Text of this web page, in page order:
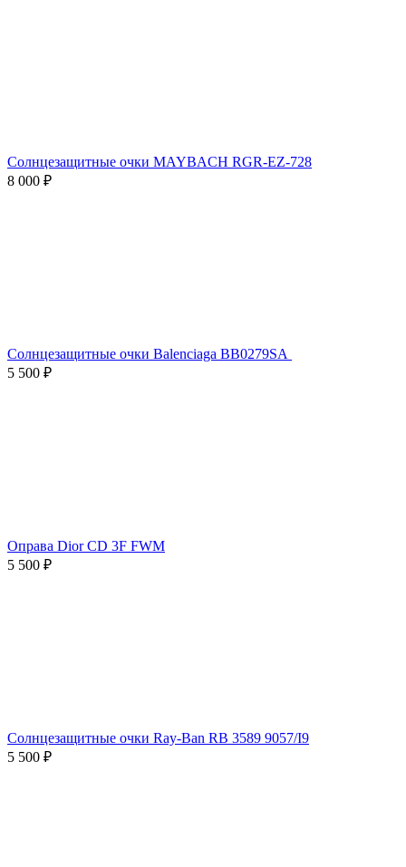
Солнцезащитные очки MAYBACH RGR-EZ-728
8 000 ₽
Солнцезащитные очки Balenciaga BB0279SA
5 500 ₽
Оправа Dior CD 3F FWM
5 500 ₽
Солнцезащитные очки Ray-Ban RB 3589 9057/I9
5 500 ₽